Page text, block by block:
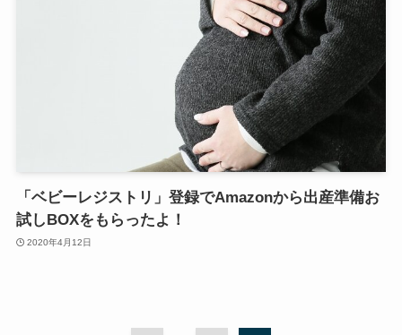
「ベビーレジストリ」登録でAmazonから出産準備お
試しBOXをもらったよ！
2020年4月12日